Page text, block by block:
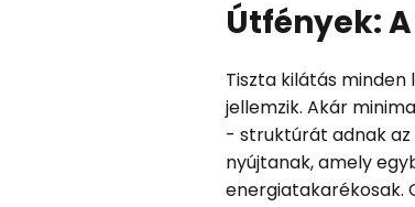
Útfények:
Tiszta kilátás
jellemzik. Akár
- struktúrát adnak az
nyújtanak, amely
energiatakarékosak.